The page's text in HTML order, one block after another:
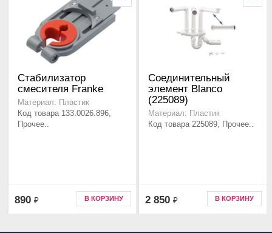
Стабилизатор
смесителя Franke
Материал: Пластик
Код товара 133.0026.896,
Прочее..
890 ₽ В КОРЗИНУ
Соединительный
элемент Blanco
(225089)
Материал: Пластик
Код товара 225089, Прочее..
2 850 ₽ В КОРЗИНУ